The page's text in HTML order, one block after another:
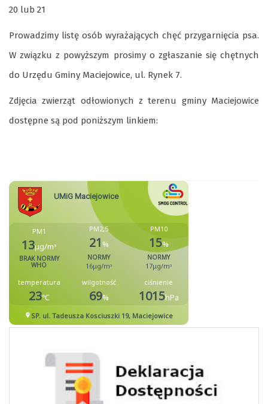
20 lub 21
Prowadzimy listę osób wyrażających chęć przygarnięcia psa.
W związku z powyższym prosimy o zgłaszanie się chętnych
do Urzędu Gminy Maciejowice, ul. Rynek 7.
Zdjęcia zwierząt odłowionych z terenu gminy Maciejowice
dostępne są pod poniższym linkiem: